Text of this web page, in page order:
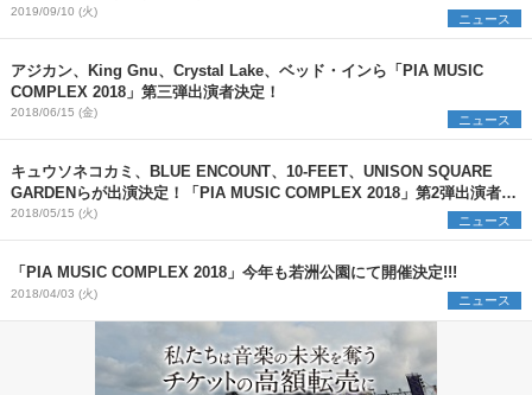
2019/09/10 (火) ニュース
アジカン、King Gnu、Crystal Lake、ベッド・インら「PIA MUSIC
COMPLEX 2018」第三弾出演者決定！
2018/06/15 (金) ニュース
キュウソネコカミ、BLUE ENCOUNT、10-FEET、UNISON SQUARE
GARDENらが出演決定！「PIA MUSIC COMPLEX 2018」第2弾出演者発
表！
2018/05/15 (火) ニュース
「PIA MUSIC COMPLEX 2018」今年も若洲公園にて開催決定!!!
2018/04/03 (火) ニュース